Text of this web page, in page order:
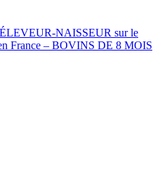
NAISSEUR sur le
France – BOVINS DE 8 MOIS